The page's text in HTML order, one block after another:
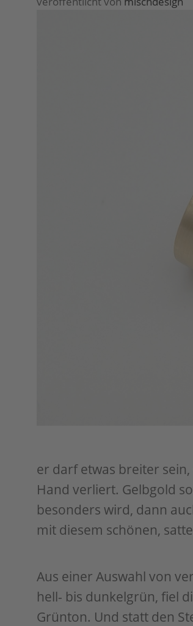
er darf etwas breiter
Hand verliert. Gelbgold
besonders wird, dann
mit diesem schönen,
Aus einer Auswahl von
hell- bis dunkelgrün, fiel
Grünton. Und statt den